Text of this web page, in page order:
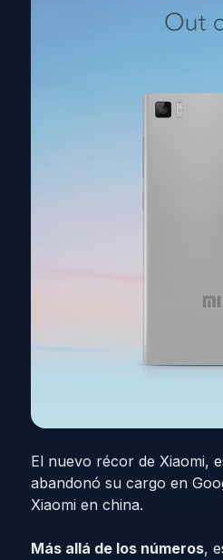
El nuevo récor de Xiaomi,
abandonó su cargo en
Xiaomi en china.
Más allá de los números,